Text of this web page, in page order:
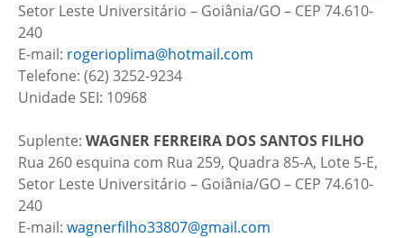
Setor Leste Universitário – Goiânia/GO – CEP 74.610-
240
E-mail: rogerioplima@hotmail.com
Telefone: (62) 3252-9234
Unidade SEI: 10968
Suplente: WAGNER FERREIRA DOS SANTOS FILHO
Rua 260 esquina com Rua 259, Quadra 85-A, Lote 5-E,
Setor Leste Universitário – Goiânia/GO – CEP 74.610-
240
E-mail: wagnerfilho33807@gmail.com